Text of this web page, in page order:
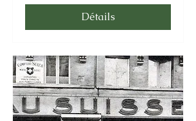
Détails